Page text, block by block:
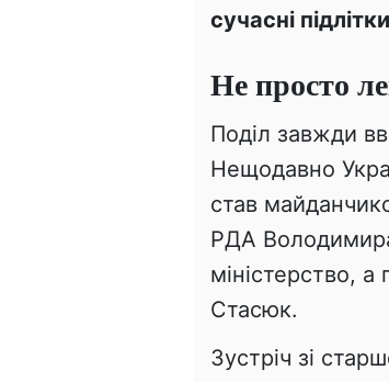
сучасні
Не просто
Поділ завжди
Нещодавно
став
РДА
міністерство,
Стасюк.
Зустріч зі